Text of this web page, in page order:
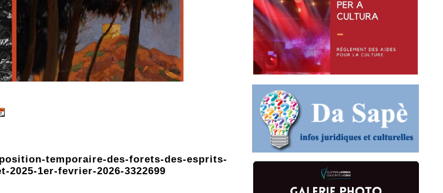
temporaire-des-forets-des-esprits-
1er-fevrier-2026-3322699